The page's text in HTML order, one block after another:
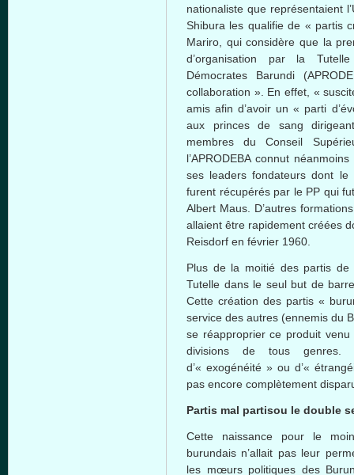
nationaliste que représentaient
Shibura les qualifie de « partis
Mariro, qui considère que la
d’organisation par la
Démocrates Barundi
collaboration ». En effet, «
amis afin d’avoir un « parti
aux princes de sang
membres du Conseil
l’APRODEBA connut
ses leaders fondateurs dont le
furent récupérés par le PP qui
Albert Maus. D’autres
allaient être rapidement créées
Reisdorf en février 1960.
Plus de la moitié des partis
Tutelle dans le seul but de
Cette création des partis «
service des autres (ennemis du
se réapproprier ce produit venu
divisions de tous genres.
d’« exogénéité » ou d’«
pas encore complètement
Partis mal partisou le double
Cette naissance pour le
burundais n’allait pas leur
les mœurs politiques des